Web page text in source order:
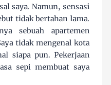
saya. Namun, sensasi
tidak bertahan lama.
sebuah apartemen
tidak mengenal kota
siapa pun. Pekerjaan
sepi membuat saya